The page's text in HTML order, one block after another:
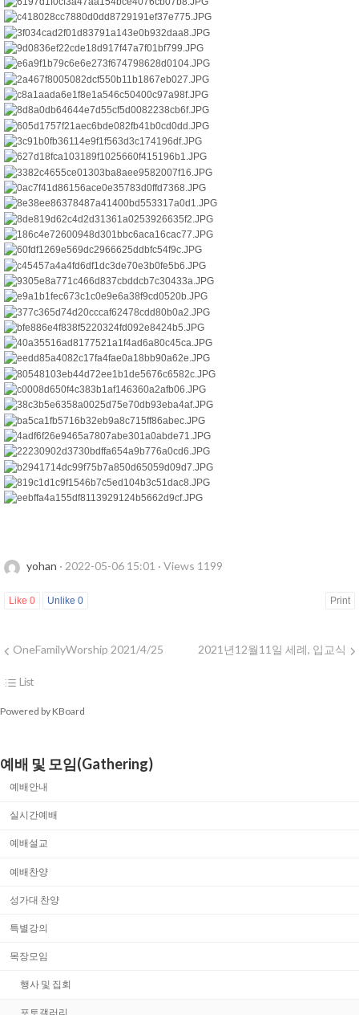
yohan · 2022-05-06 15:01 · Views 1199
Like 0 Unlike 0 Print
OneFamilyWorship 2021/4/25 2021년12월11일 세례, 입교식
List
Powered by KBoard
예배 및 모임(Gathering)
예배안내
실시간예배
예배설교
예배찬양
성가대 찬양
특별강의
목장모임
행사 및 집회
포토갤러리